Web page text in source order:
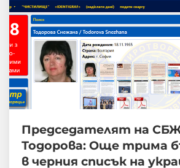
Председателят на
Тодорова: Още трима
в черния списък на